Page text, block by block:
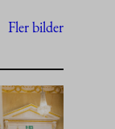
Fler bilder